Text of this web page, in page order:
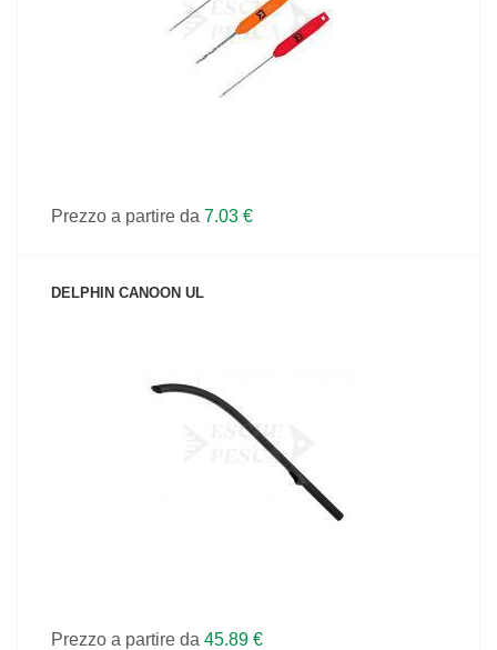
Prezzo a partire da 7.03 €
DELPHIN CANOON UL
VEDI IL PRODOTTO
Prezzo a partire da 45.89 €